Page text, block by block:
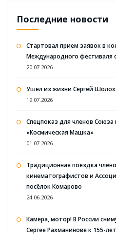
Последние новости
Стартовал прием заявок в
Международного фестиваля
20.07.2026
Ушел из жизни Сергей
19.07.2026
Спецпоказ для членов
«Космическая Машка»
01.07.2026
Традиционная поездка
кинематографистов и
посёлок Комарово
24.06.2026
Камера, мотор! В России
Сергее Рахманинове к 155-